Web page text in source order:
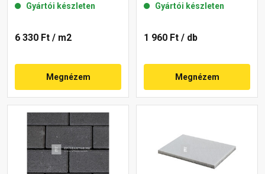
Gyártói készleten
6 330 Ft / m2
Megnézem
Gyártói készleten
1 960 Ft / db
Megnézem